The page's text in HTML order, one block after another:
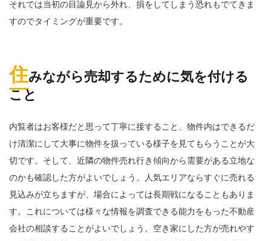
それでは当初の目論見から外れ、損をしてしまう恐れもでてきま
すのでタイミングが重要です。
住みながら売却するために気を付ける
こと
内覧者はお客様だと思って丁寧に接すること、物件内はできるだ
け清潔にして大事に物件を扱っている様子を見てもらうことが大
切です。そして、近隣の物件売れ行き傾向から需要がある立地な
のかも確認した方がよいでしょう。人気エリアならすぐに売れる
見込みが立ちますが、場合によっては長期戦になることもありま
す。これについては様々な情報を調査できる能力をもった不動産
会社の相談することがよいでしょう。空き家にした方が売れやす